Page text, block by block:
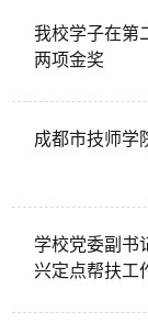
我校学子在第
两项金奖
成都市技师学
学校党委副书
兴定点帮扶工